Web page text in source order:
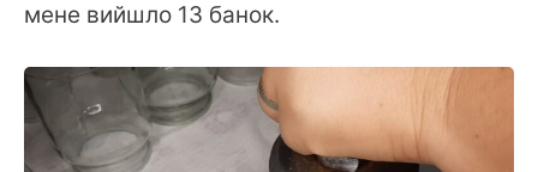
мене вийшло 13 банок.